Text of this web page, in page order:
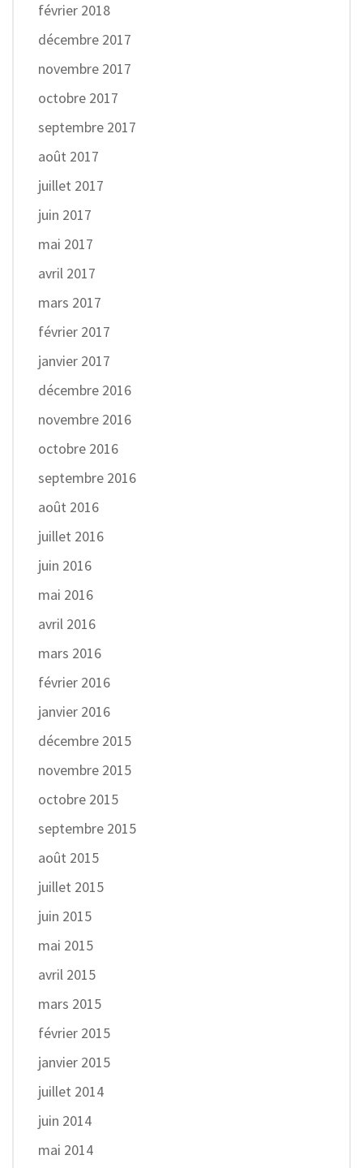
février 2018
décembre 2017
novembre 2017
octobre 2017
septembre 2017
août 2017
juillet 2017
juin 2017
mai 2017
avril 2017
mars 2017
février 2017
janvier 2017
décembre 2016
novembre 2016
octobre 2016
septembre 2016
août 2016
juillet 2016
juin 2016
mai 2016
avril 2016
mars 2016
février 2016
janvier 2016
décembre 2015
novembre 2015
octobre 2015
septembre 2015
août 2015
juillet 2015
juin 2015
mai 2015
avril 2015
mars 2015
février 2015
janvier 2015
juillet 2014
juin 2014
mai 2014